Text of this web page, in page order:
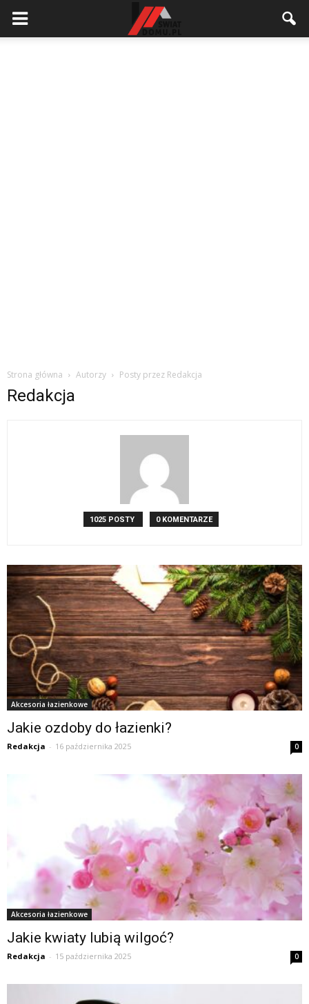
Strona główna Autorzy Posty przez Redakcja
Redakcja
1025 POSTY 0 KOMENTARZE
Akcesoria łazienkowe
Jakie ozdoby do łazienki?
Redakcja - 16 października 2025 0
Akcesoria łazienkowe
Jakie kwiaty lubią wilgoć?
Redakcja - 15 października 2025 0